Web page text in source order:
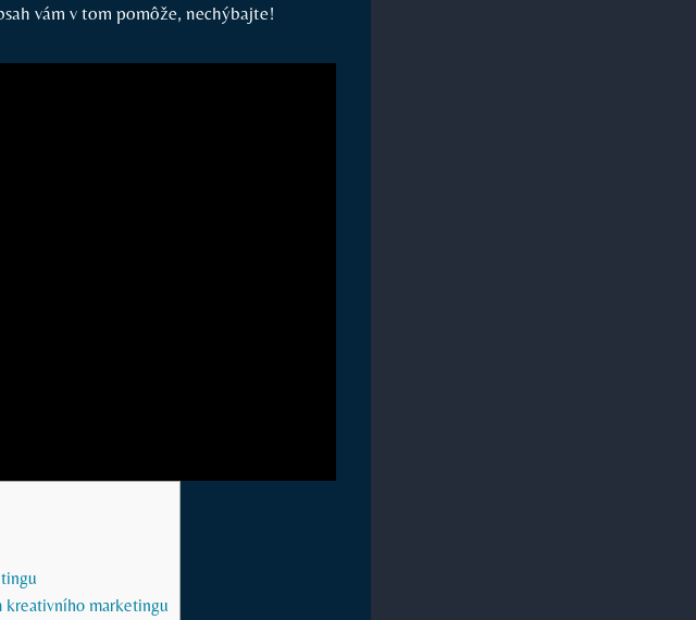
vám v tom ⁢pomôže, nechýbajte!
‌kreativního⁣ marketingu